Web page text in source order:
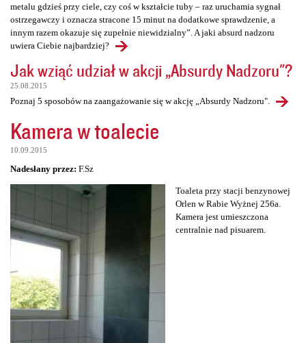
metalu gdzieś przy ciele, czy coś w kształcie tuby – raz uruchamia sygnał
ostrzegawczy i oznacza stracone 15 minut na dodatkowe sprawdzenie, a
innym razem okazuje się zupełnie niewidzialny”. A jaki absurd nadzoru
uwiera Ciebie najbardziej?
Jak wziąć udział w akcji „Absurdy Nadzoru"?
25.08.2015
Poznaj 5 sposobów na zaangażowanie się w akcję „Absurdy Nadzoru".
Kamera w toalecie
10.09.2015
Nadesłany przez: F.Sz
Toaleta przy stacji benzynowej
Orlen w Rabie Wyżnej 256a.
Kamera jest umieszczona
centralnie nad pisuarem.